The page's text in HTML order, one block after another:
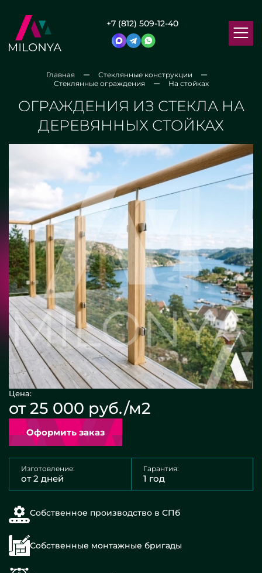
+7 (812) 509-12-40
Главная
Стеклянные конструкции
Стеклянные ограждения
На стойках
ОГРАЖДЕНИЯ ИЗ СТЕКЛА НА
ДЕРЕВЯННЫХ СТОЙКАХ
Цена:
от 25 000 руб./м2
Оформить заказ
Изготовление:
от 2 дней
Гарантия:
1 год
Собственное производство в СПб
Собственные монтажные бригады